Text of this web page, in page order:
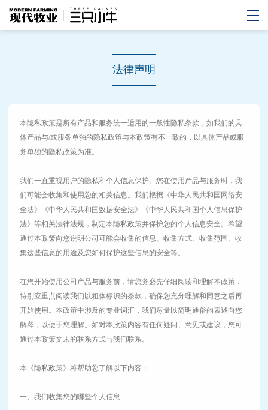
法律声明
本隐私政策是所有产品和服务统一适用的一般性隐私条款，如我们的具
体产品与/或服务单独的隐私政策与本政策有不一致的，以具体产品或服
务单独的隐私政策为准。
我们一直重视用户的隐私和个人信息保护。您在使用产品与服务时，我
们可能会收集和使用您的相关信息。我们根据《中华人民共和国网络安
全法》《中华人民共和国数据安全法》《中华人民共和国个人信息保护
法》等相关法律法规，制定本隐私政策并保护您的个人信息安全。希望
通过本政策向您说明公司可能会收集的信息、收集方式、收集范围、收
集这些信息的用途及您如何保护这些信息的安全等。
在您开始使用公司产品与服务前，请您务必先仔细阅读和理解本政策，
特别应重点阅读我们以粗体标识的条款，确保您充分理解和同意之后再
开始使用。本政策中涉及的专业词汇，我们尽量以简明通俗的表述向您
解释，以便于您理解。如对本政策内容有任何疑问、意见或建议，您可
通过本政策文末的联系方式与我们联系。
本《隐私政策》将帮助您了解以下内容：
一、我们收集您的哪些个人信息